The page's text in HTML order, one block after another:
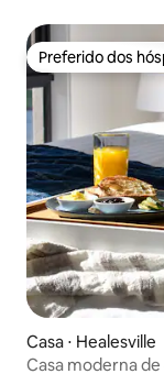
Preferido dos
Preferido dos
Casa ⋅ Healesville
Casa moderna